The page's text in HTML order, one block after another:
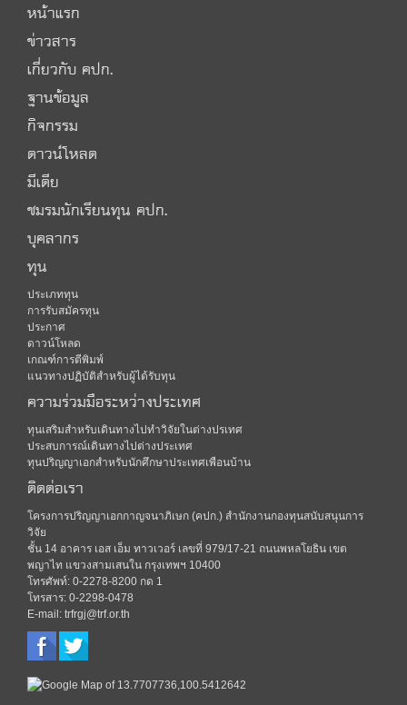
หน้าแรก
ข่าวสาร
เกี่ยวกับ คปก.
ฐานข้อมูล
กิจกรรม
ดาวน์โหลด
มีเดีย
ชมรมนักเรียนทุน คปก.
บุคลากร
ทุน
ประเภททุน
การรับสมัครทุน
ประกาศ
ดาวน์โหลด
เกณฑ์การตีพิมพ์
แนวทางปฏิบัติสำหรับผู้ได้รับทุน
ความร่วมมือระหว่างประเทศ
ทุนเสริมสำหรับเดินทางไปทำวิจัยในต่างปรเทศ
ประสบการณ์เดินทางไปต่างประเทศ
ทุนปริญญาเอกสำหรับนักศึกษาประเทศเพือนบ้าน
ติดต่อเรา
โครงการปริญญาเอกกาญจนาภิเษก (คปก.) สำนักงานกองทุนสนับสนุนการ
วิจัย
ชั้น 14 อาคาร เอส เอ็ม ทาวเวอร์ เลขที่ 979/17-21 ถนนพหลโยธิน เขต
พญาไท แขวงสามเสนใน กรุงเทพฯ 10400
โทรศัพท์: 0-2278-8200 กด 1
โทรสาร: 0-2298-0478
E-mail: trfrgj@trf.or.th